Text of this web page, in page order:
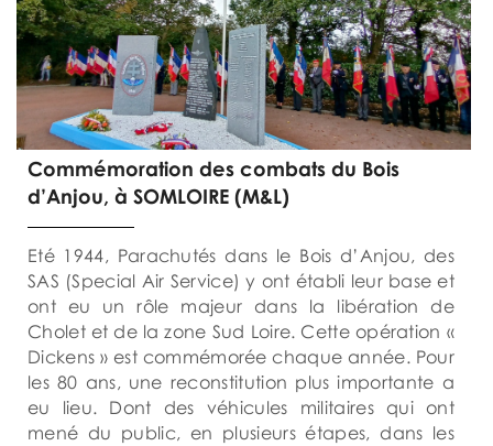
Commémoration des combats du Bois
d’Anjou, à SOMLOIRE (M&L)
Eté 1944, Parachutés dans le Bois d’Anjou, des
SAS (Special Air Service) y ont établi leur base et
ont eu un rôle majeur dans la libération de
Cholet et de la zone Sud Loire. Cette opération «
Dickens » est commémorée chaque année. Pour
les 80 ans, une reconstitution plus importante a
eu lieu. Dont des véhicules militaires qui ont
mené du public, en plusieurs étapes, dans les